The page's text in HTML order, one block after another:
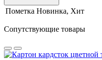
Пометка Новинка, Хит
Сопутствующие товары